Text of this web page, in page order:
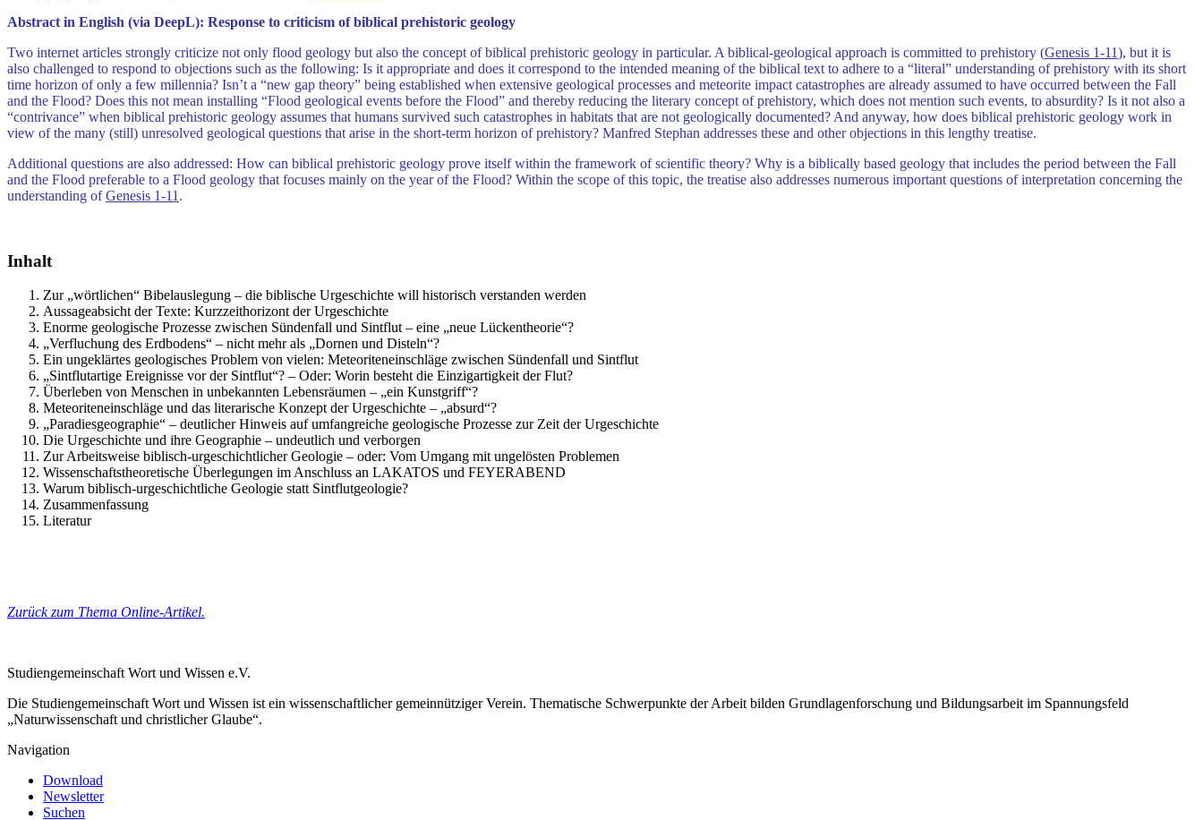
Abstract in English (via DeepL): Response to criticism of biblical prehistoric geology
Two internet articles strongly criticize not only flood geology but also the concept of biblical prehistoric geology in particular. A biblical-geological approach is committed to prehistory (Genesis 1-11), but it is
also challenged to respond to objections such as the following: Is it appropriate and does it correspond to the intended meaning of the biblical text to adhere to a “literal” understanding of prehistory with its short
time horizon of only a few millennia? Isn’t a “new gap theory” being established when extensive geological processes and meteorite impact catastrophes are already assumed to have occurred between the Fall
and the Flood? Does this not mean installing “Flood geological events before the Flood” and thereby reducing the literary concept of prehistory, which does not mention such events, to absurdity? Is it not also a
“contrivance” when biblical prehistoric geology assumes that humans survived such catastrophes in habitats that are not geologically documented? And anyway, how does biblical prehistoric geology work in
view of the many (still) unresolved geological questions that arise in the short-term horizon of prehistory? Manfred Stephan addresses these and other objections in this lengthy treatise.
Additional questions are also addressed: How can biblical prehistoric geology prove itself within the framework of scientific theory? Why is a biblically based geology that includes the period between the Fall
and the Flood preferable to a Flood geology that focuses mainly on the year of the Flood? Within the scope of this topic, the treatise also addresses numerous important questions of interpretation concerning the
understanding ofGenesis 1-11 .
Inhalt
Zur „wörtlichen“ Bibelauslegung – die biblische Urgeschichte will historisch verstanden werden
Aussageabsicht der Texte: Kurzzeithorizont der Urgeschichte
Enorme geologische Prozesse zwischen Sündenfall und Sintflut – eine „neue Lückentheorie“?
„Verfluchung des Erdbodens“ – nicht mehr als „Dornen und Disteln“?
Ein ungeklärtes geologisches Problem von vielen: Meteoriteneinschläge zwischen Sündenfall und Sintflut
„Sintflutartige Ereignisse vor der Sintflut“? – Oder: Worin besteht die Einzigartigkeit der Flut?
Überleben von Menschen in unbekannten Lebensräumen – „ein Kunstgriff“?
Meteoriteneinschläge und das literarische Konzept der Urgeschichte – „absurd“?
„Paradiesgeographie“ – deutlicher Hinweis auf umfangreiche geologische Prozesse zur Zeit der Urgeschichte
Die Urgeschichte und ihre Geographie – undeutlich und verborgen
Zur Arbeitsweise biblisch-urgeschichtlicher Geologie – oder: Vom Umgang mit ungelösten Problemen
Wissenschaftstheoretische Überlegungen im Anschluss an LAKATOS und FEYERABEND
Warum biblisch-urgeschichtliche Geologie statt Sintflutgeologie?
Zusammenfassung
Literatur
Zurück zum Thema Online-Artikel.
Studiengemeinschaft Wort und Wissen e.V.
Die Studiengemeinschaft Wort und Wissen ist ein wissenschaftlicher gemeinnütziger Verein. Thematische Schwerpunkte der Arbeit bilden Grundlagenforschung und Bildungsarbeit im Spannungsfeld
„Naturwissenschaft und christlicher Glaube“.
Navigation
Download
Newsletter
Suchen